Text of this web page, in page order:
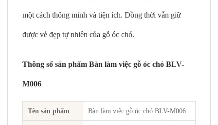
một cách thông minh và tiện ích. Đồng thời vẫn giữ
được vẻ đẹp tự nhiên của gỗ óc chó.
Thông số sản phẩm Bàn làm việc gỗ óc chó BLV-
M006
Tên sản phẩm Bàn làm việc gỗ óc chó BLV-M006